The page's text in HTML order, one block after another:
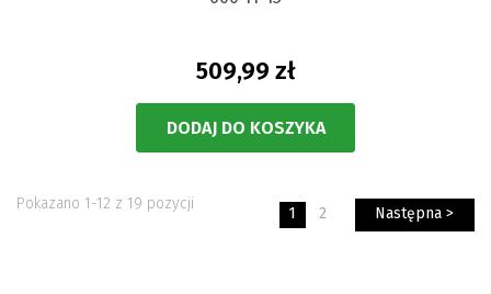
509,99 zł
DODAJ DO KOSZYKA
Pokazano 1-12 z 19 pozycji
1 2 Następna >